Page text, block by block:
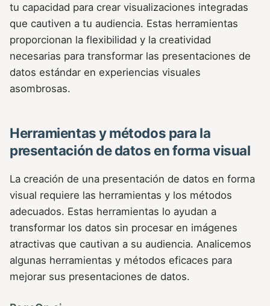
tu capacidad para crear visualizaciones integradas
que cautiven a tu audiencia. Estas herramientas
proporcionan la flexibilidad y la creatividad
necesarias para transformar las presentaciones de
datos estándar en experiencias visuales
asombrosas.
Herramientas y métodos para la
presentación de datos en forma visual
La creación de una presentación de datos en forma
visual requiere las herramientas y los métodos
adecuados. Estas herramientas lo ayudan a
transformar los datos sin procesar en imágenes
atractivas que cautivan a su audiencia. Analicemos
algunas herramientas y métodos eficaces para
mejorar sus presentaciones de datos.